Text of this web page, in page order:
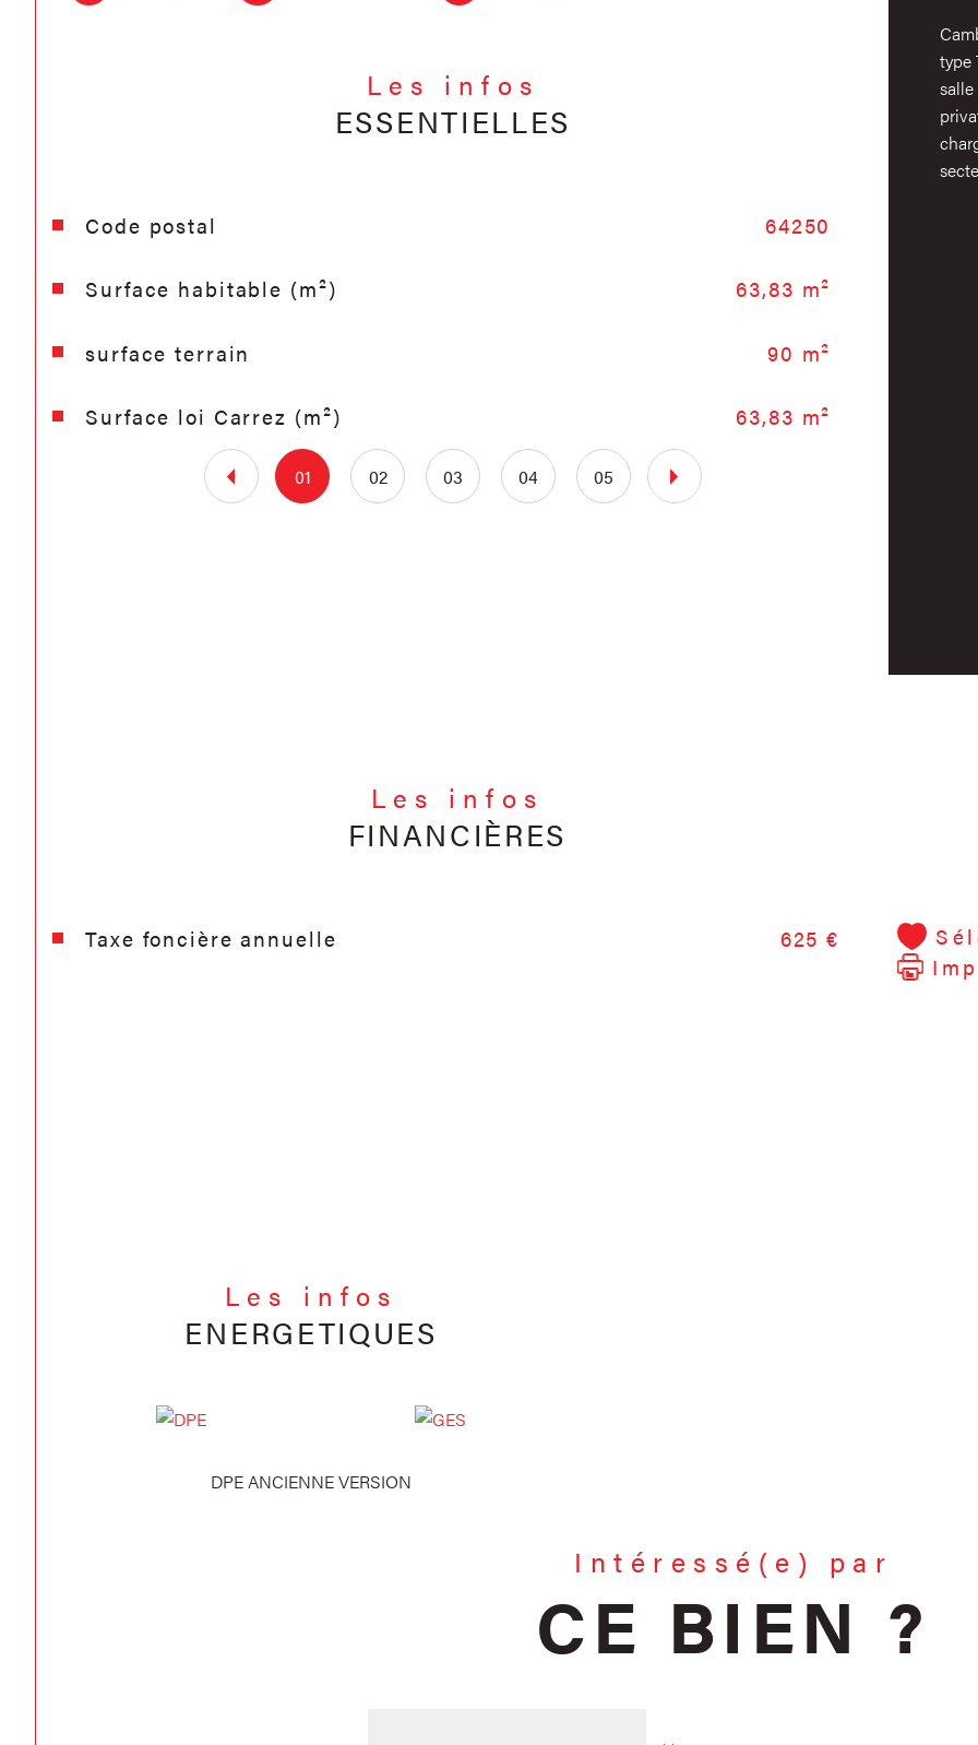
Les infos
ESSENTIELLES
Caractéristiques Valeurs
Code postal 64250
Surface habitable (m²) 63,83 m²
surface terrain 90 m²
Surface loi Carrez (m²) 63,83 m²
01 02 03 04 05
type
Les infos
FINANCIÈRES
Taxe foncière annuelle 625 €
Les infos
ENERGETIQUES
DPE ANCIENNE VERSION
Intéressé(e) par
CE BIEN ?